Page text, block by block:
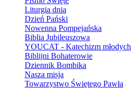
Liturgia dnia
Dzień Pański
Nowenna Pompejańska
Biblia Jubileuszowa
YOUCAT - Katechizm młodych
Biblijni Bohaterowie
Dziennik Bombika
Nasza misja
Towarzystwo Świętego Pawła